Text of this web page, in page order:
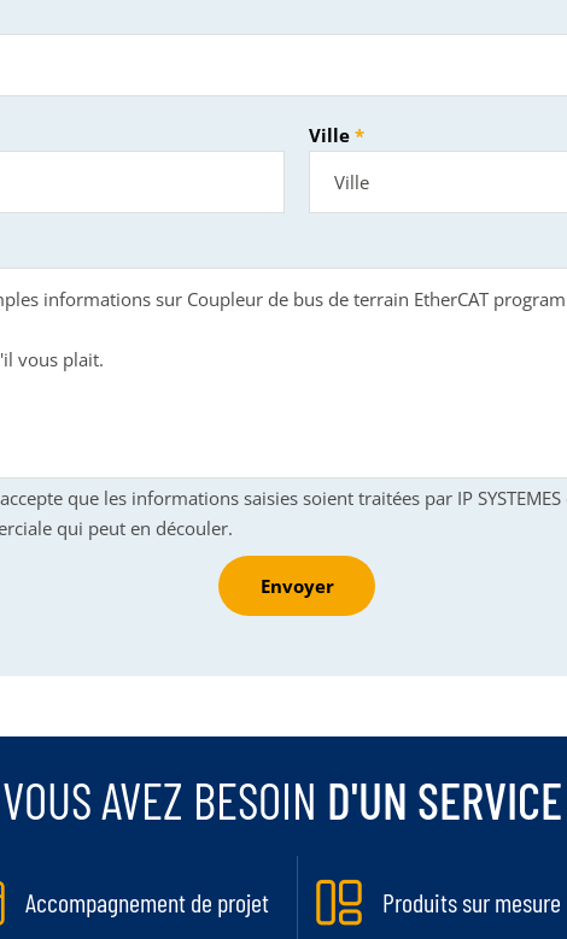
Ville
que les informations saisies soient traitées par IP
qui peut en découler.
Envoyer
VOUS AVEZ BESOIN D'UN
Accompagnement de projet Produits sur mesure